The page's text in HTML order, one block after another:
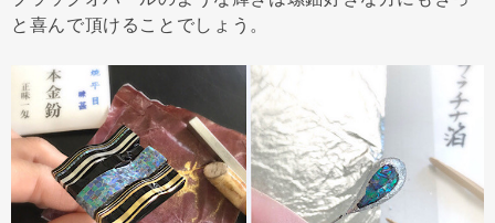
と喜んで頂けることでしょう。